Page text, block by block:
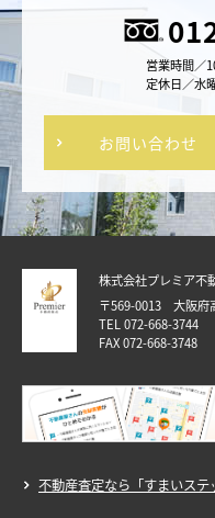
営業時間
定休日／水
お問い合わせ
株式会社プレミア不
〒569-0013 大阪府
TEL 072-668-3744
FAX 072-668-3748
不動産査定なら「すまいステ